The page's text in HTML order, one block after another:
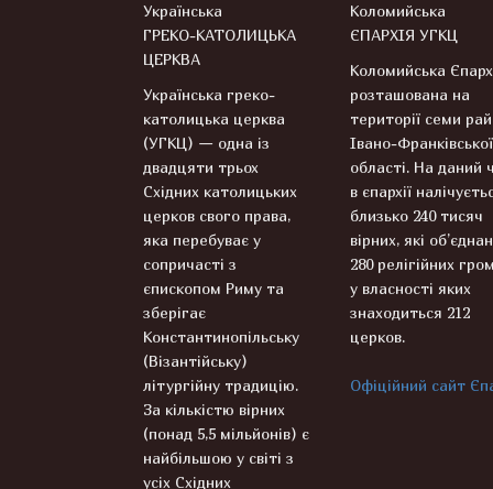
Українська
ГРЕКО-КАТОЛИЦЬКА
ЦЕРКВА
Українська греко-
католицька церква
(УГКЦ) — одна із
двадцяти трьох
Східних католицьких
церков свого права,
яка перебуває у
сопричасті з
єпископом Риму та
зберігає
Константинопільську
(Візантійську)
літургійну традицію.
За кількістю вірних
(понад 5,5 мільйонів) є
найбільшою у світі з
усіх Східних
Коломийська
ЄПАРХІЯ УГКЦ
Коломийська
розташована на
території семи
Івано-Франківської
області. На даний
в єпархії
близько 240 тисяч
вірних, які
280 релігійних
у власності яких
знаходиться 212
церков.
Офіційний сайт